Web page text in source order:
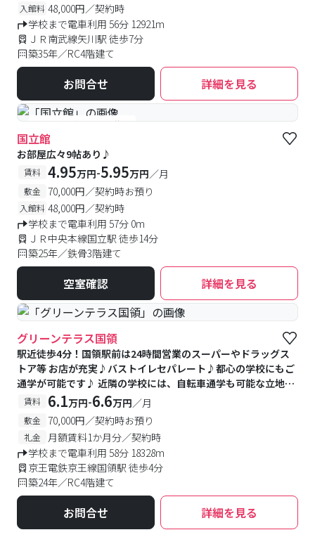
入館料 48,000円／契約時
学校まで電車利用 56分 12921m
ＪＲ南武線矢川駅 徒歩7分
築35年／RC4階建て
お問合せ 詳細を見る
#予約受付中 #空室待ち
国立館
お部屋広々9帖あり♪
賃料 4.95万円-5.95万円／月
敷金 70,000円／契約時お預り
入館料 48,000円／契約時
学校まで電車利用 57分 0m
ＪＲ中央本線国立駅 徒歩14分
築25年／鉄骨3階建て
空室確認 詳細を見る
グリーンテラス国領
駅近徒歩4分！国領駅前は24時間営業のスーパーやドラッグス
トア等 お店が充実♪バストイレセパレート♪都心の学校にもご
通学が可能です♪ 近隣の学校には、自転車通学も可能な立地で
す！
賃料 6.1万円-6.6万円／月
敷金 70,000円／契約時お預り
礼金
月額賃料1か月分／契約時
学校まで電車利用 58分 18328m
京王電鉄京王線国領駅 徒歩4分
築24年／RC4階建て
お問合せ 詳細を見る